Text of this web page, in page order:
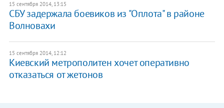
15 сентября 2014, 13:15
СБУ задержала боевиков из "Оплота" в районе
Волновахи
15 сентября 2014, 12:12
Киевский метрополитен хочет оперативно
отказаться от жетонов